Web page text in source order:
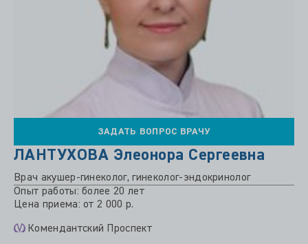
ЗАДАТЬ ВОПРОС ВРАЧУ
ЛАНТУХОВА Элеонора Сергеевна
Врач акушер-гинеколог, гинеколог-эндокринолог
Опыт работы: более 20 лет
Цена приема: от 2 000 р.
Комендантский Проспект